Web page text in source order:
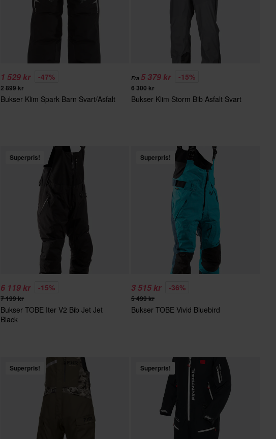
1 529 kr -47%
2 899 kr
Bukser Klim Spark Barn Svart/Asfalt
Fra5 379 kr -15%
6 300 kr
Bukser Klim Storm Bib Asfalt Svart
Superpris!
6 119 kr -15%
7 199 kr
Bukser TOBE Iter V2 Bib Jet Jet
Black
Superpris!
3 515 kr -36%
5 499 kr
Bukser TOBE Vivid Bluebird
Superpris! Superpris!